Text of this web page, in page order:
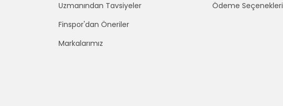
Uzmanından Tavsiyeler
Finspor'dan Öneriler
Markalarımız
Ödeme Seçenekleri